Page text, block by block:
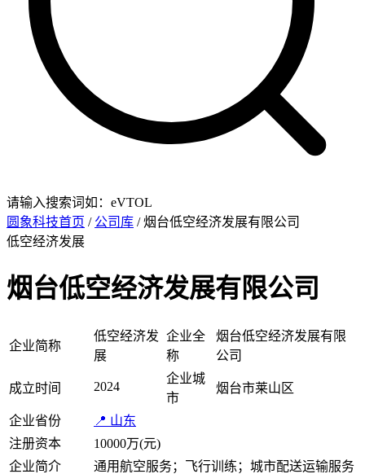
请输入搜索词如：eVTOL
圆象科技首页 / 公司库 / 烟台低空经济发展有限公司
低空经济发展
烟台低空经济发展有限公司
企业简称
低空经济发
展
企业全
称
烟台低空经济发展有限
公司
成立时间 2024
企业城
市
烟台市莱山区
企业省份
📍 山东
注册资本
10000万(元)
企业简介
通用航空服务；飞行训练；城市配送运输服务